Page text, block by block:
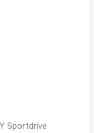
Sportdrive